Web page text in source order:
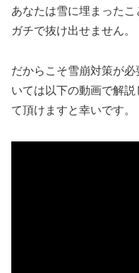
あなたは雪に埋まったこ
ガチで抜け出せません。
だからこそ雪崩対策が
いては以下の動画で解
て頂けますと幸いです。